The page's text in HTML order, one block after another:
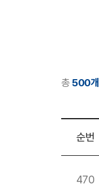
총 500개
순번
470